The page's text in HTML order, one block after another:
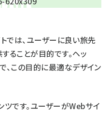
では、ユーザーに良い旅先
ることが目的です。ヘッ
、この目的に最適なデザイン
ツです。ユーザーがWebサイ